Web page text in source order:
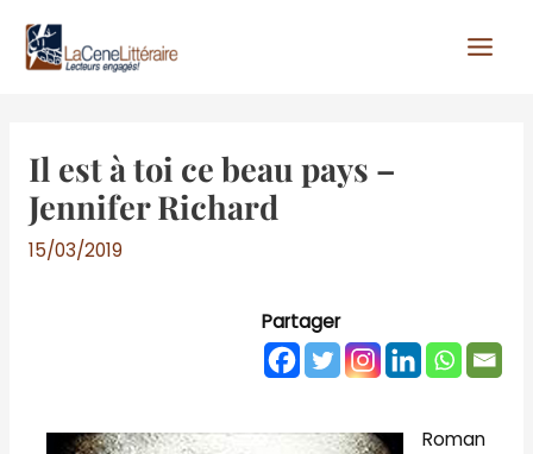
Il est à toi ce beau pays –
Jennifer Richard
15/03/2019
Partager
Roman